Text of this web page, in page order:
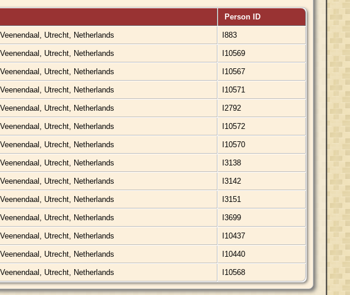
Person ID
Veenendaal, Utrecht, Netherlands I883
Veenendaal, Utrecht, Netherlands I10569
Veenendaal, Utrecht, Netherlands I10567
Veenendaal, Utrecht, Netherlands I10571
Veenendaal, Utrecht, Netherlands I2792
Veenendaal, Utrecht, Netherlands I10572
Veenendaal, Utrecht, Netherlands I10570
Veenendaal, Utrecht, Netherlands I3138
Veenendaal, Utrecht, Netherlands I3142
Veenendaal, Utrecht, Netherlands I3151
Veenendaal, Utrecht, Netherlands I3699
Veenendaal, Utrecht, Netherlands I10437
Veenendaal, Utrecht, Netherlands I10440
Veenendaal, Utrecht, Netherlands I10568